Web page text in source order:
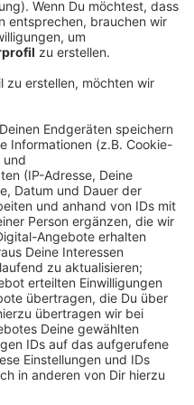
mit einem Inzidenzwert
kritischen Wert von 50.
es dann gestern
ist deutlich drüber.
2 und damit
Kraft. Einen Überblick
ihrhier.